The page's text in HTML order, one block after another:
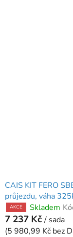
CAIS KIT FERO
průjezdu, váha
AKCE Skladem
7 237 Kč / sada
(5 980,99 Kč bez